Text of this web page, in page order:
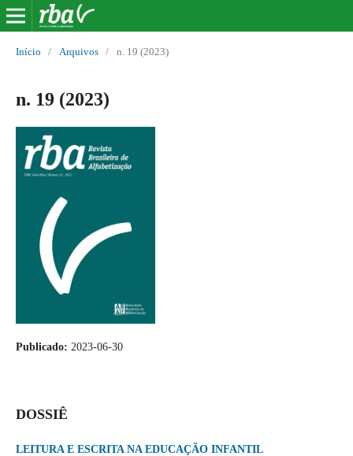
Início / Arquivos / n. 19 (2023)
n. 19 (2023)
Publicado: 2023-06-30
DOSSIÊ
LEITURA E ESCRITA NA EDUCAÇÃO INFANTIL